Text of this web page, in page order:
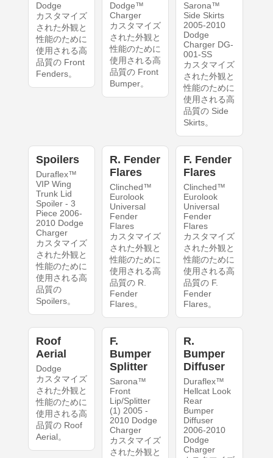
Dodge
カスタマイズ
された外観と
性能のために
使用される高
品質の Front
Fenders。
Dodge™
Charger
カスタマイズ
された外観と
性能のために
使用される高
品質の Front
Bumper。
Sarona™
Side Skirts
2005-2010
Dodge
Charger DG-
001-SS
カスタマイズ
された外観と
性能のために
使用される高
品質の Side
Skirts。
Spoilers
Duraflex™
VIP Wing
Trunk Lid
Spoiler - 3
Piece 2006-
2010 Dodge
Charger
カスタマイズ
された外観と
性能のために
使用される高
品質の
Spoilers。
R. Fender
Flares
Clinched™
Eurolook
Universal
Fender
Flares
カスタマイズ
された外観と
性能のために
使用される高
品質の R.
Fender
Flares。
F. Fender
Flares
Clinched™
Eurolook
Universal
Fender
Flares
カスタマイズ
された外観と
性能のために
使用される高
品質の F.
Fender
Flares。
Roof
Aerial
Dodge
カスタマイズ
された外観と
性能のために
使用される高
品質の Roof
Aerial。
F.
Bumper
Splitter
Sarona™
Front
Lip/Splitter
(1) 2005 -
2010 Dodge
Charger
カスタマイズ
された外観と
R.
Bumper
Diffuser
Duraflex™
Hellcat Look
Rear
Bumper
Diffuser
2006-2010
Dodge
Charger